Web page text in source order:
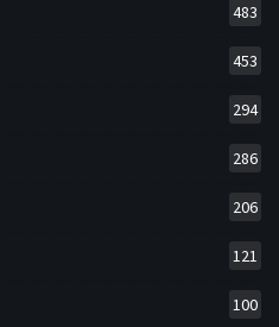
483
453
294
286
206
121
100